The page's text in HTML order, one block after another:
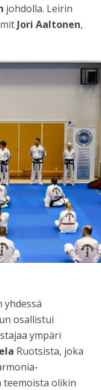
johdolla. Leirin
Jori Aaltonen,
yhdessä
osallistui
ympäri
Ruotsista, joka
teemoista olikin